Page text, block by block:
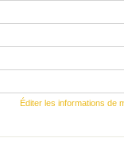
Éditer les informations de